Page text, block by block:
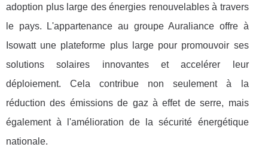
adoption plus large des énergies renouvelables à travers
le pays. L'appartenance au groupe Auraliance offre à
Isowatt une plateforme plus large pour promouvoir ses
solutions solaires innovantes et accelérer leur
déploiement. Cela contribue non seulement à la
réduction des émissions de gaz à effet de serre, mais
également à l'amélioration de la sécurité énergétique
nationale.